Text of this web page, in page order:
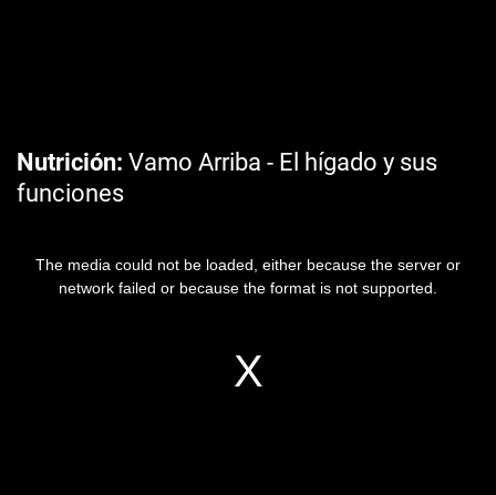
Nutrición Vamo Arriba - El hígado y sus
funciones
The media could not be loaded, either because the server or
network failed or because the format is not supported.